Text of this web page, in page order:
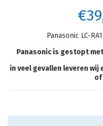
Panasonic LC-
Panasonic is gestopt
in veel gevallen leveren wij
of